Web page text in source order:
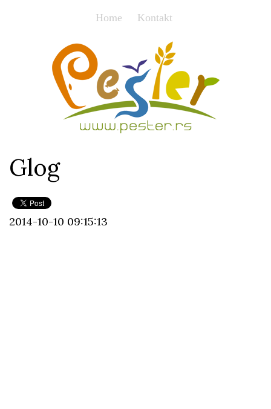
Home Kontakt
Glog
2014-10-10 09:15:13